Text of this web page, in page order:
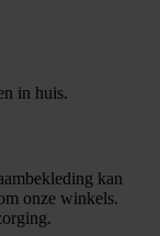
in huis.
kan
onze winkels.